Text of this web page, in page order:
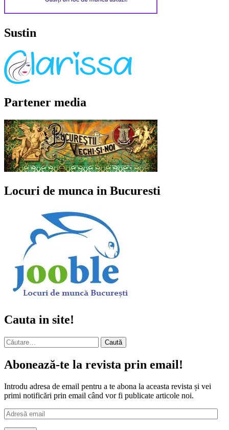
Sustin
Partener media
Locuri de munca in Bucuresti
Cauta in site!
Caută
după:
Abonează-te la revista prin email!
Introdu adresa de email pentru a te abona la aceasta revista și vei
primi notificări prin email când vor fi publicate articole noi.
Adresă
email